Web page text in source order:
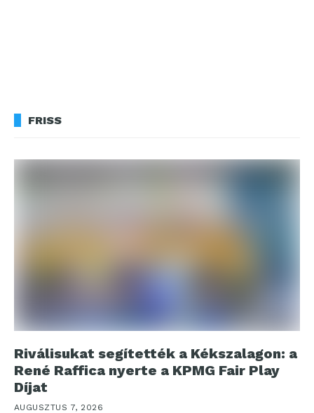
FRISS
Riválisukat segítették a Kékszalagon: a
René Raffica nyerte a KPMG Fair Play
Díjat
AUGUSZTUS 7, 2026